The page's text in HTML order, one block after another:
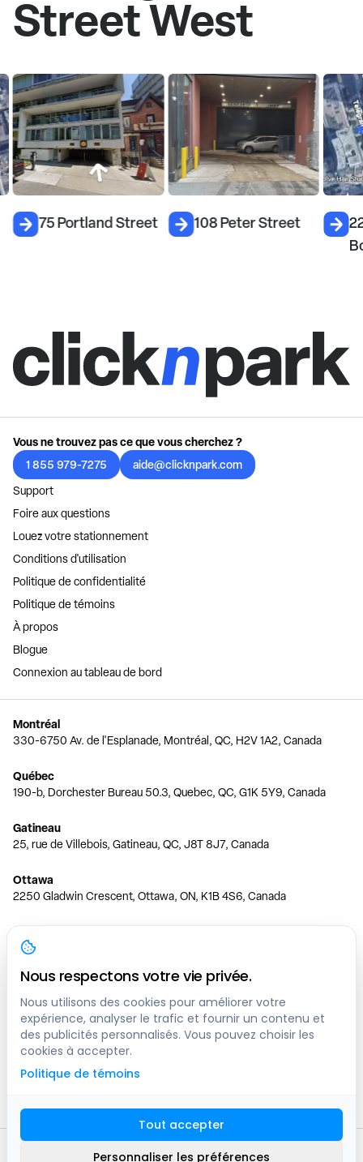
Street West
75 Portland Street 108 Peter Street
Vous ne trouvez pas ce que vous cherchez ?
1 855 979-7275
aide@clicknpark.com
Support
Foire aux questions
Louez votre stationnement
Conditions d'utilisation
Politique de confidentialité
Politique de témoins
À propos
Blogue
Connexion au tableau de bord
Montréal
330-6750 Av. de l'Esplanade, Montréal, QC, H2V 1A2, Canada
Québec
190-b, Dorchester Bureau 50.3, Quebec, QC, G1K 5Y9, Canada
Gatineau
25, rue de Villebois, Gatineau, QC, J8T 8J7, Canada
Ottawa
2250 Gladwin Crescent, Ottawa, ON, K1B 4S6, Canada
Toronto
150 Ferrand Dr, 6th Floor, Toronto, ON, M3C 3E5, Canada
Vancouver
1200 W 73rd Ave #1415, Vancouver, BC, V6P 6G5, Canada
Calgary
444 5 Ave SW #400 Calgary, AB, T2P 2T8, Canada
2016 -2026
Nous respectons votre vie privée.
Nous utilisons des cookies pour améliorer votre
expérience, analyser le trafic et fournir un contenu et
des publicités personnalisés. Vous pouvez choisir les
cookies à accepter.
Politique de témoins
Tout accepter
Personnaliser les préférences